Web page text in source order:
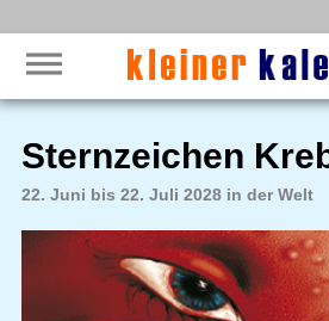
Sternzeichen
22. Juni bis 22. Juli 2028 in der Welt